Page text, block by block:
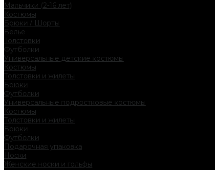
Мальчики (2-16 лет)
Костюмы
Брюки / Шорты
Белье
Толстовки
Футболки
Универсальные детские костюмы
Костюмы
Толстовки и жилеты
Брюки
Футболки
Универсальные подростковые костюмы
Костюмы
Толстовки и жилеты
Брюки
Футболки
Подарочная упаковка
Носки
Женские носки и гольфы